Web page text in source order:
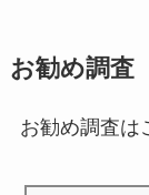
お勧め調査
お勧め調査は